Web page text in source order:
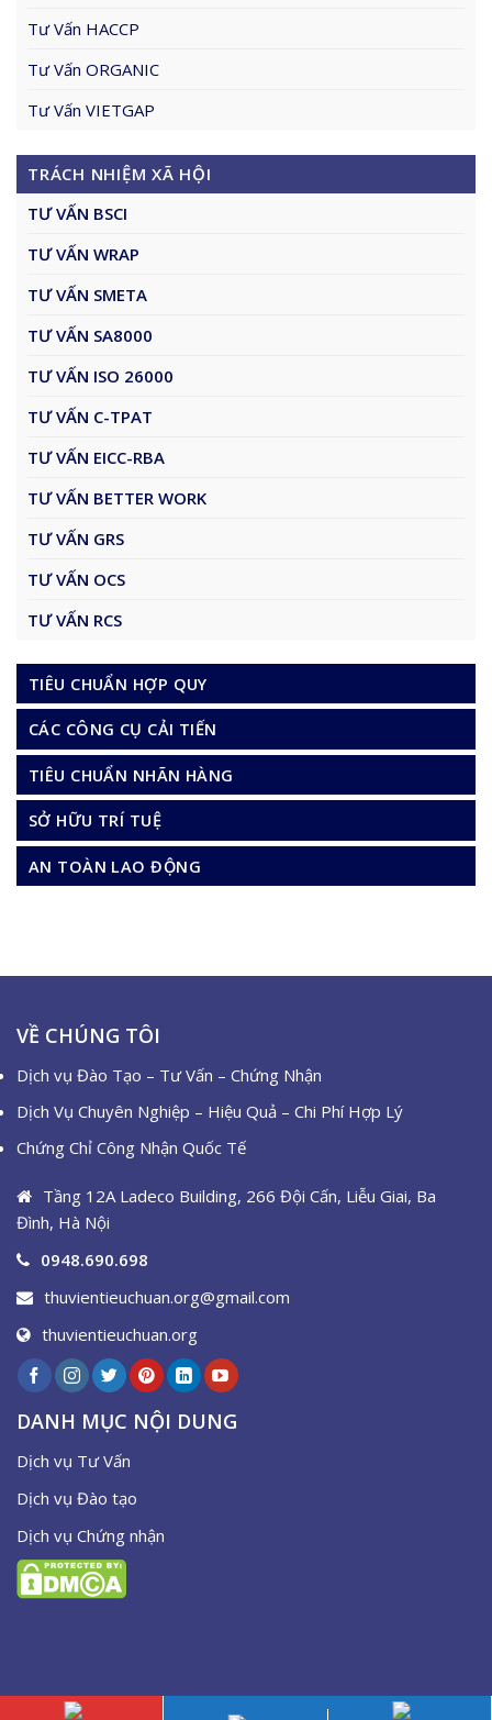
Tư Vấn HACCP
Tư Vấn ORGANIC
Tư Vấn VIETGAP
TRÁCH NHIỆM XÃ HỘI
TƯ VẤN BSCI
TƯ VẤN WRAP
TƯ VẤN SMETA
TƯ VẤN SA8000
TƯ VẤN ISO 26000
TƯ VẤN C-TPAT
TƯ VẤN EICC-RBA
TƯ VẤN BETTER WORK
TƯ VẤN GRS
TƯ VẤN OCS
TƯ VẤN RCS
TIÊU CHUẨN HỢP QUY
CÁC CÔNG CỤ CẢI TIẾN
TIÊU CHUẨN NHÃN HÀNG
SỞ HỮU TRÍ TUỆ
AN TOÀN LAO ĐỘNG
VỀ CHÚNG TÔI
Dịch vụ Đào Tạo – Tư Vấn – Chứng Nhận
Dịch Vụ Chuyên Nghiệp – Hiệu Quả – Chi Phí Hợp Lý
Chứng Chỉ Công Nhận Quốc Tế
Tầng 12A Ladeco Building, 266 Đội Cấn, Liễu Giai, Ba
Đình, Hà Nội
0948.690.698
thuvientieuchuan.org@gmail.com
thuvientieuchuan.org
DANH MỤC NỘI DUNG
Dịch vụ Tư Vấn
Dịch vụ Đào tạo
Dịch vụ Chứng nhận